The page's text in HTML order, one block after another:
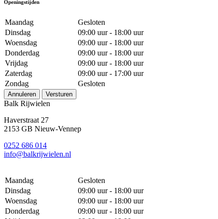
Openingstijden
Maandag
Gesloten
Dinsdag
09:00 uur - 18:00 uur
Woensdag
09:00 uur - 18:00 uur
Donderdag
09:00 uur - 18:00 uur
Vrijdag
09:00 uur - 18:00 uur
Zaterdag
09:00 uur - 17:00 uur
Zondag
Gesloten
Annuleren Versturen
Balk Rijwielen
Haverstraat 27
2153 GB Nieuw-Vennep
0252 686 014
info@balkrijwielen.nl
Maandag
Gesloten
Dinsdag
09:00 uur - 18:00 uur
Woensdag
09:00 uur - 18:00 uur
Donderdag
09:00 uur - 18:00 uur